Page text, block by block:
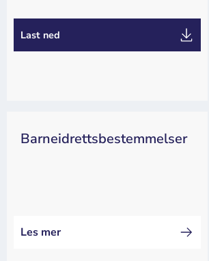
Last ned
Barneidrettsbestemmelser
Les mer